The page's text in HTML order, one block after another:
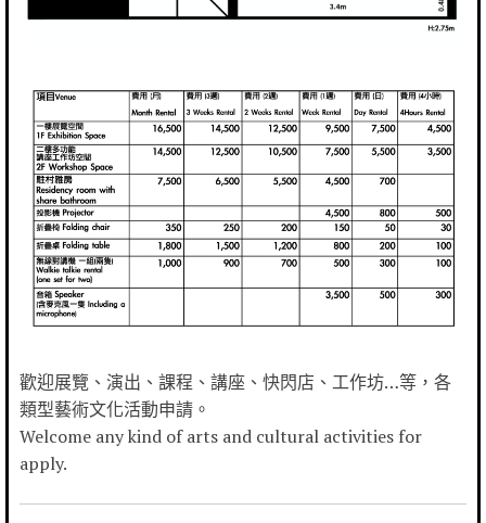
歡迎展覽、演出、課程、講座、快閃店、工作坊…等，各
類型藝術文化活動申請。
Welcome any kind ofarts and cultural activities for
apply.